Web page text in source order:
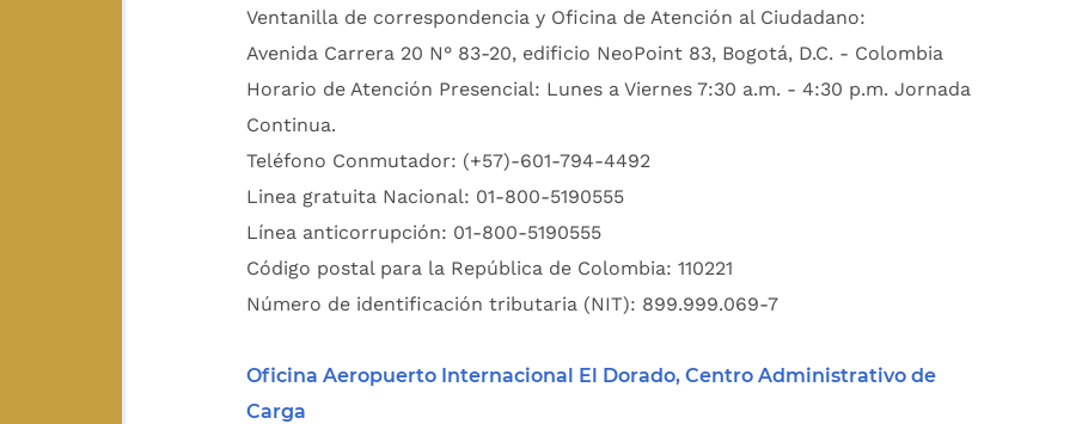
Ventanilla de correspondencia y Oficina de Atención al Ciudadano:
Avenida Carrera 20 N° 83-20, edificio NeoPoint 83, Bogotá, D.C. - Colombia
Horario de Atención Presencial: Lunes a Viernes 7:30 a.m. - 4:30 p.m. Jornada
Continua.
Teléfono Conmutador: (+57)-601-794-4492
Linea gratuita Nacional: 01-800-5190555
Línea anticorrupción: 01-800-5190555
Código postal para la República de Colombia: 110221
Número de identificación tributaria (NIT): 899.999.069-7
Oficina Aeropuerto Internacional El Dorado, Centro Administrativo de
Carga